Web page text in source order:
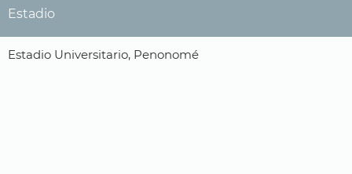
Estadio
Estadio Universitario, Penonomé